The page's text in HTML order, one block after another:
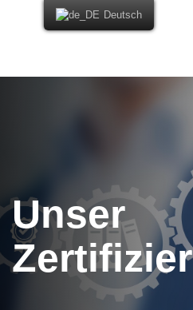
Unser
Deutsch